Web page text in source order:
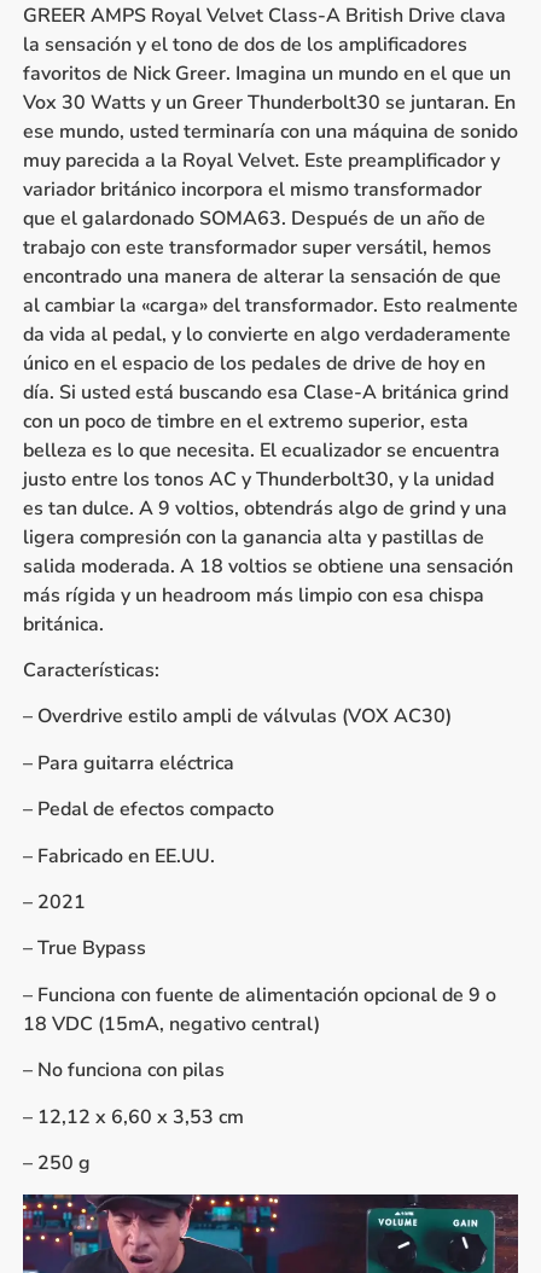
GREER AMPS Royal Velvet Class-A British Drive clava
la sensación y el tono de dos de los amplificadores
favoritos de Nick Greer. Imagina un mundo en el que un
Vox 30 Watts y un Greer Thunderbolt30 se juntaran. En
ese mundo, usted terminaría con una máquina de sonido
muy parecida a la Royal Velvet. Este preamplificador y
variador británico incorpora el mismo transformador
que el galardonado SOMA63. Después de un año de
trabajo con este transformador super versátil, hemos
encontrado una manera de alterar la sensación de que
al cambiar la «carga» del transformador. Esto realmente
da vida al pedal, y lo convierte en algo verdaderamente
único en el espacio de los pedales de drive de hoy en
día. Si usted está buscando esa Clase-A británica grind
con un poco de timbre en el extremo superior, esta
belleza es lo que necesita. El ecualizador se encuentra
justo entre los tonos AC y Thunderbolt30, y la unidad
es tan dulce. A 9 voltios, obtendrás algo de grind y una
ligera compresión con la ganancia alta y pastillas de
salida moderada. A 18 voltios se obtiene una sensación
más rígida y un headroom más limpio con esa chispa
británica.
Características:
– Overdrive estilo ampli de válvulas (VOX AC30)
– Para guitarra eléctrica
– Pedal de efectos compacto
– Fabricado en EE.UU.
– 2021
– True Bypass
– Funciona con fuente de alimentación opcional de 9 o
18 VDC (15mA, negativo central)
– No funciona con pilas
– 12,12 x 6,60 x 3,53 cm
– 250 g